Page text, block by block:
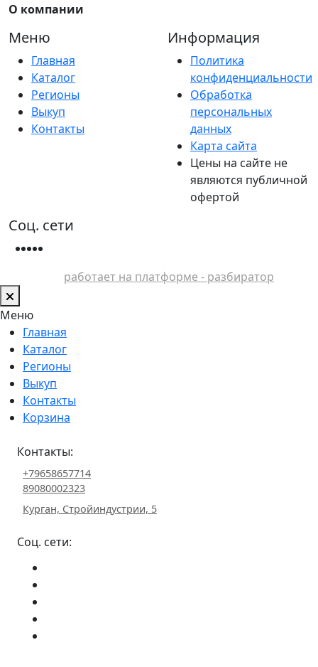
О компании
Меню
Главная
Каталог
Регионы
Выкуп
Контакты
Информация
Политика
конфиденциальности
Обработка
персональных
данных
Карта сайта
Цены на сайте не
являются публичной
офертой
Соц. сети
работает на платформе - разбиратор
Меню
Главная
Каталог
Регионы
Выкуп
Контакты
Корзина
Контакты:
+79658657714
89080002323
Курган, Стройиндустрии, 5
Соц. сети: